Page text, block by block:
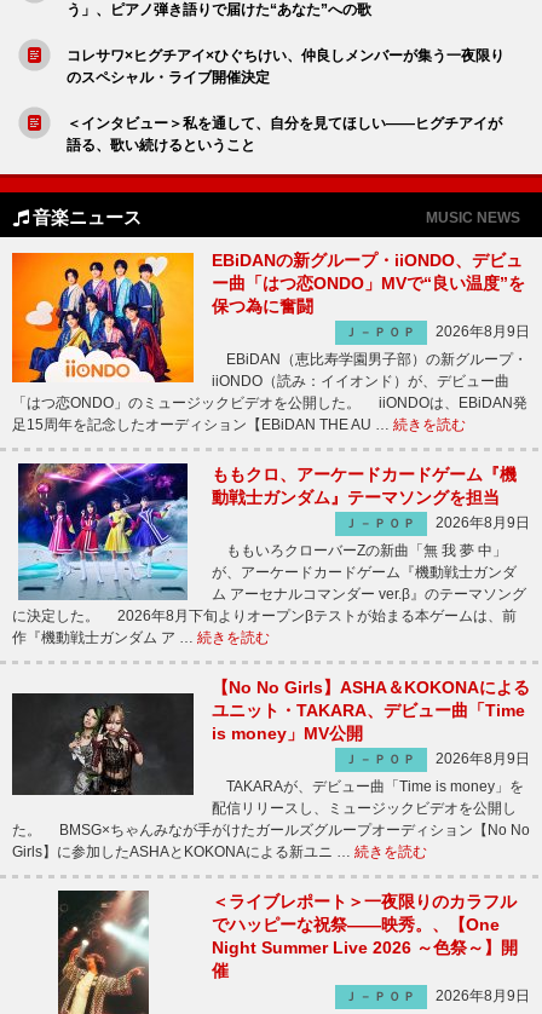
う」、ピアノ弾き語りで届けた“あなた”への歌
コレサワ×ヒグチアイ×ひぐちけい、仲良しメンバーが集う一夜限り
のスペシャル・ライブ開催決定
＜インタビュー＞私を通して、自分を見てほしい――ヒグチアイが
語る、歌い続けるということ
音楽ニュース MUSIC NEWS
EBiDANの新グループ・iiONDO、デビュ
ー曲「はつ恋ONDO」MVで“良い温度”を
保つ為に奮闘
Ｊ－ＰＯＰ
2026年8月9日
EBiDAN（恵比寿学園男子部）の新グループ・
iiONDO（読み：イイオンド）が、デビュー曲
「はつ恋ONDO」のミュージックビデオを公開した。 iiONDOは、EBiDAN発
足15周年を記念したオーディション【EBiDAN THE AU … 続きを読む
ももクロ、アーケードカードゲーム『機
動戦士ガンダム』テーマソングを担当
Ｊ－ＰＯＰ
2026年8月9日
ももいろクローバーZの新曲「無 我 夢 中」
が、アーケードカードゲーム『機動戦士ガンダ
ム アーセナルコマンダー ver.β』のテーマソング
に決定した。 2026年8月下旬よりオープンβテストが始まる本ゲームは、前
作『機動戦士ガンダム ア … 続きを読む
【No No Girls】ASHA＆KOKONAによる
ユニット・TAKARA、デビュー曲「Time
is money」MV公開
Ｊ－ＰＯＰ
2026年8月9日
TAKARAが、デビュー曲「Time is money」を
配信リリースし、ミュージックビデオを公開し
た。 BMSG×ちゃんみなが手がけたガールズグループオーディション【No No
Girls】に参加したASHAとKOKONAによる新ユニ … 続きを読む
＜ライブレポート＞一夜限りのカラフル
でハッピーな祝祭――映秀。、【One
Night Summer Live 2026 ～色祭～】開
催
Ｊ－ＰＯＰ
2026年8月9日